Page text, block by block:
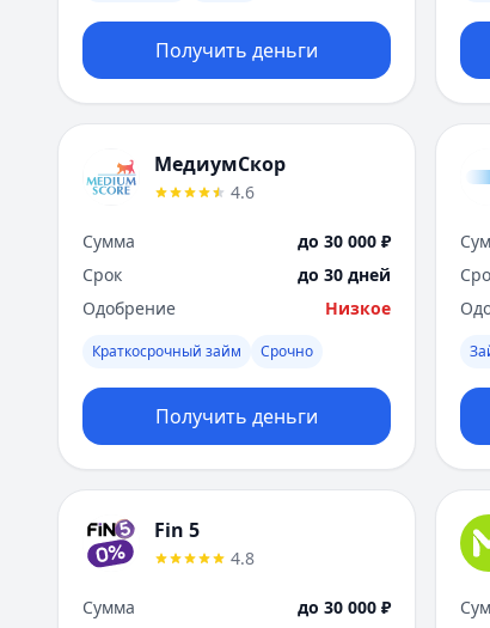
Получить деньги
МедиумСкор
4.6
Сумма
до 30 000 ₽
Срок
до 30 дней
Одобрение
Низкое
Краткосрочный займ Срочно
Получить деньги
Fin 5
4.8
Сумма
до 30 000 ₽